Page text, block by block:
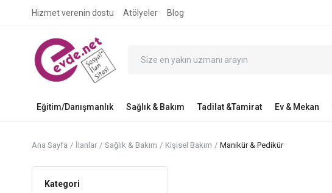
Hizmet verenin dostu Atölyeler Blog
Eğitim/Danışmanlık Sağlık & Bakım Tadilat &Tamirat Ev & Mekan
Ana Sayfa İlanlar Sağlık & Bakım Kişisel Bakım Manikür & Pedikür
Kategori